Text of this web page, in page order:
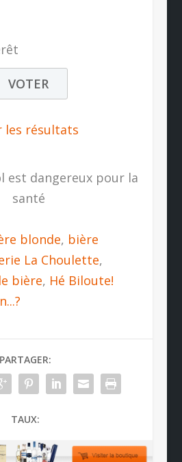
les résultats
est dangereux pour la
santé
blonde, bière
La Choulette,
bière, Hé Biloute!
PARTAGER:
TAUX: